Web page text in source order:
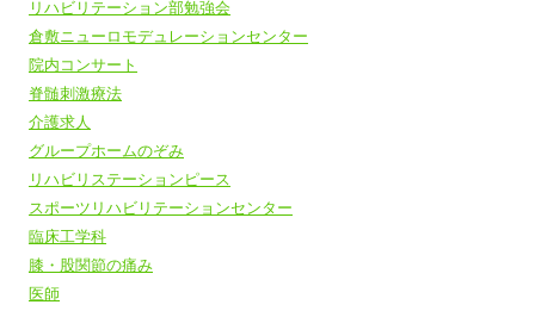
リハビリテーション部勉強会
倉敷ニューロモデュレーションセンター
院内コンサート
脊髄刺激療法
介護求人
グループホームのぞみ
リハビリステーションピース
スポーツリハビリテーションセンター
臨床工学科
膝・股関節の痛み
医師